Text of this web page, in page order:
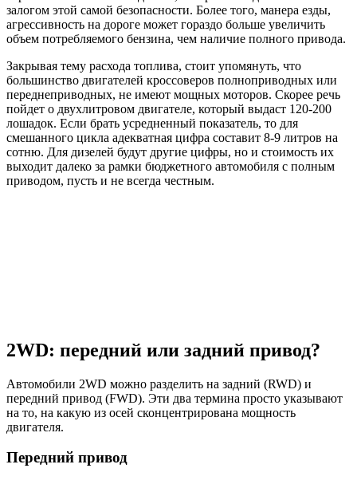
залогом этой самой безопасности. Более того, манера езды,
агрессивность на дороге может гораздо больше увеличить
объем потребляемого бензина, чем наличие полного привода.
Закрывая тему расхода топлива, стоит упомянуть, что
большинство двигателей кроссоверов полноприводных или
переднеприводных, не имеют мощных моторов. Скорее речь
пойдет о двухлитровом двигателе, который выдаст 120-200
лошадок. Если брать усредненный показатель, то для
смешанного цикла адекватная цифра составит 8-9 литров на
сотню. Для дизелей будут другие цифры, но и стоимость их
выходит далеко за рамки бюджетного автомобиля с полным
приводом, пусть и не всегда честным.
2WD: передний или задний привод?
Автомобили 2WD можно разделить на задний (RWD) и
передний привод (FWD). Эти два термина просто указывают
на то, на какую из осей сконцентрирована мощность
двигателя.
Передний привод